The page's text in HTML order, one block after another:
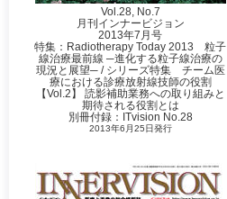
Vol.28, No.7
月刊インナービジョン
2013年7月号
特集：Radiotherapy Today 2013 粒子
線治療最前線 ─進化する粒子線治療の
現況と展望─ / シリーズ特集 チーム医
療における診療放射線技師の役割
【Vol.2】 ‌読影補助業務への取り組みと
期待される役割とは
別冊付録：ITvision No.28
2013年6月25日発行